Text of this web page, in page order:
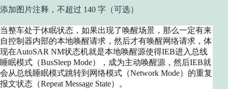
添加图片注释，不超过 140 字（可选）
当整车处于休眠状态，如果出现了唤醒场景，那么一定有来
自控制器内部的本地唤醒请求，然后才有唤醒网络请求，体
现在AutoSAR NM状态机就是本地唤醒源使得IEB进入总线
睡眠模式（BusSleep Mode），成为主动唤醒源，然后IEB就
会从总线睡眠模式跳转到网络模式（Network Mode）的重复
报文状态（Repeat Message State）。